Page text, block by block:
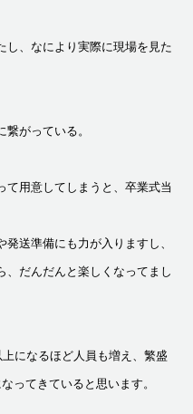
し、なにより実際に現場を見た
がっている。
て用意してしまうと、卒業式当
送準備にも力が入りますし、
、だんだんと楽しくなってまし
になるほど人員も増え、繁盛
ってきていると思います。